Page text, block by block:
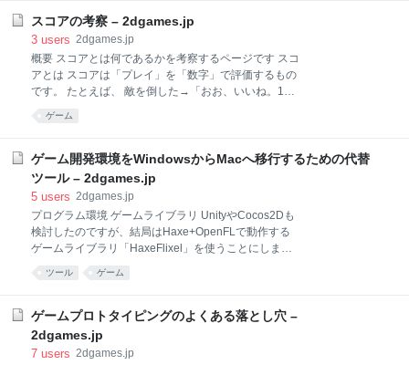
シーンの描画 }; virtual void Render() = 0; っていうのが、仮想関数の宣言
で、この宣言によりISceneは仮想クラスになります。 そしてこれを継承
して、各シーンクラスを実装します。 /** * タイトルシーン（タイトル画
面） */ class CScen
スコアの考察 – 2dgames.jp
3 users 2dgames.jp
概要 スコアとは何であるかを考察するページです スコ
アとは スコアは「プレイ」を「数字」で評価するもの
です。 たとえば、 敵を倒した→「おお、いいね。100
たね。じゃあ、1000点あげましょう」 というように
「点数」で評価します。 評価とは、プレイヤーを褒め
称えることです。良いゲームは、プレイヤーを褒める
ことが上手で、プレイヤーに「もっと褒められたい」
昇することができます。 リプレイ価値を上昇させる
と、プレイ回数を増やすことができるため、ゲームの
寿命を長くすることができます。 スコアのタイプ スコ
アには、 即時評価 一括評価 の２つのタイプがありま
ゲーム
ゲーム開発環境をWindowsからMacへ移行するための代替
ツール – 2dgames.jp
5 users 2dgames.jp
プログラム環境 ゲームライブラリ UnityやCocos2Dも
検討したのですが、結局はHaxe+OpenFLで動作する
ゲームライブラリ「HaxeFlixel」を使うことにしまし
イブラリは他にも色々あるので、好きな言語が使える
となり消去法でIntellij IDEAを選択しましたが、各種シ
ョートカットキーやGithub連携など便利な機能がたく
さんあって、意外に使えることが分かり結構気に入っ
ツール ゲーム
ゲームプロトタイピングのよくある落とし穴 –
2dgames.jp
7 users 2dgames.jp